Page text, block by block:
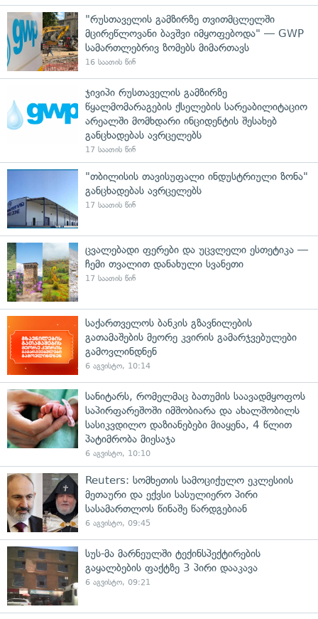
"რუსთაველის გამზირზე თვითმცლელში
მცირეწლოვანი ბავშვი იმყოფებოდა" — GWP
სამართლებრივ ზომებს მიმართავს
16 საათის წინ
ჯივიპი რუსთაველის გამზირზე
წყალმომარაგების ქსელების სარეაბილიტაციო
არეალში მომხდარი ინციდენტის შესახებ
განცხადებას ავრცელებს
17 საათის წინ
"თბილისის თავისუფალი ინდუსტრიული ზონა"
განცხადებას ავრცელებს
17 საათის წინ
ცვალებადი ფერები და უცვლელი ესთეტიკა —
ჩემი თვალით დანახული სვანეთი
17 საათის წინ
საქართველოს ბანკის გზავნილების
გათამაშების მეორე კვირის გამარჯვებულები
გამოვლინდნენ
6 აგვისტო, 10:14
სანიტარს, რომელმაც ბათუმის საავადმყოფოს
საპირფარეშოში იმშობიარა და ახალშობილს
სასიკვდილო დაზიანებები მიაყენა, 4 წლით
პატიმრობა მიესაჯა
6 აგვისტო, 10:10
Reuters: სომხეთის სამოციქულო ეკლესიის
მეთაური და ექვსი სასულიერო პირი
სასამართლოს წინაშე წარდგებიან
6 აგვისტო, 09:45
სუს-მა მარნეულში ტექინსპექტირების
გაყალბების ფაქტზე 3 პირი დააკავა
6 აგვისტო, 09:21